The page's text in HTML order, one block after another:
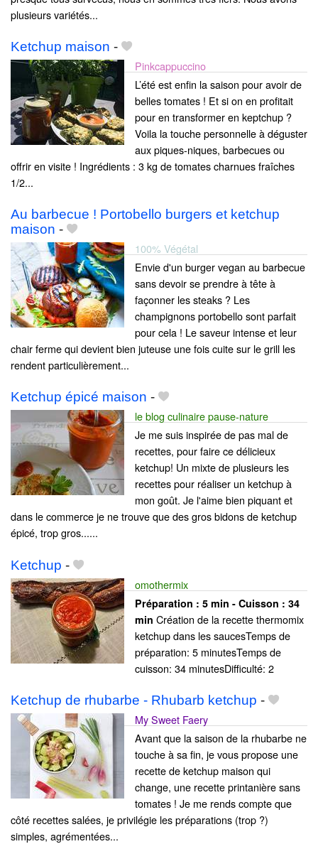
plusieurs variétés...
Ketchup maison -
Pinkcappuccino
L’été est enfin la saison pour avoir de
belles tomates ! Et si on en profitait
pour en transformer en keptchup ?
Voila la touche personnelle à déguster
aux piques-niques, barbecues ou
offrir en visite ! Ingrédients : 3 kg de tomates charnues fraîches
1/2...
Au barbecue ! Portobello burgers et ketchup
maison -
100% Végétal
Envie d'un burger vegan au barbecue
sans devoir se prendre à tête à
façonner les steaks ? Les
champignons portobello sont parfait
pour cela ! Le saveur intense et leur
chair ferme qui devient bien juteuse une fois cuite sur le grill les
rendent particulièrement...
Ketchup épicé maison -
le blog culinaire pause-nature
Je me suis inspirée de pas mal de
recettes, pour faire ce délicieux
ketchup! Un mixte de plusieurs les
recettes pour réaliser un ketchup à
mon goût. Je l'aime bien piquant et
dans le commerce je ne trouve que des gros bidons de ketchup
épicé, trop gros......
Ketchup -
omothermix
Préparation : 5 min - Cuisson : 34
min Création de la recette thermomix
ketchup dans les saucesTemps de
préparation: 5 minutesTemps de
cuisson: 34 minutesDifficulté: 2
Ketchup de rhubarbe - Rhubarb ketchup -
My Sweet Faery
Avant que la saison de la rhubarbe ne
touche à sa fin, je vous propose une
recette de ketchup maison qui
change, une recette printanière sans
tomates ! Je me rends compte que
côté recettes salées, je privilégie les préparations (trop ?)
simples, agrémentées...